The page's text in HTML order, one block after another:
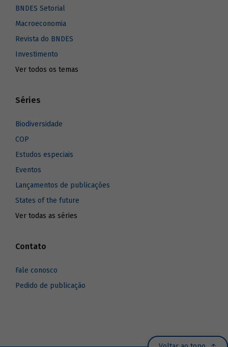
BNDES Setorial
Macroeconomia
Revista do BNDES
Investimento
Ver todos os temas
Séries
Biodiversidade
COP
Estudos especiais
Eventos
Lançamentos de publicações
States of the future
Ver todas as séries
Contato
Fale conosco
Pedido de publicação